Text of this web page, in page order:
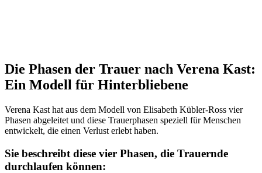
Die Phasen der Trauer nach Verena Kast:
Ein Modell für Hinterbliebene
Verena Kast hat aus dem Modell von Elisabeth Kübler-Ross vier
Phasen abgeleitet und diese Trauerphasen speziell für Menschen
entwickelt, die einen Verlust erlebt haben.
Sie beschreibt diese vier Phasen, die Trauernde
durchlaufen können: